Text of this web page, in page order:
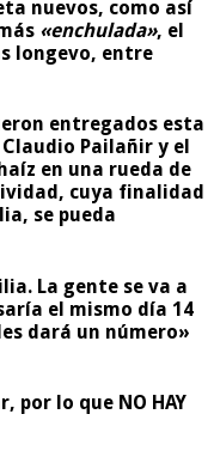
nuevos, como así
«enchulada», el
longevo, entre
entregados esta
Pailañir y el
en una rueda de
cuya finalidad
se pueda
La gente se va a
el mismo día 14
dará un número»
por lo que NO HAY